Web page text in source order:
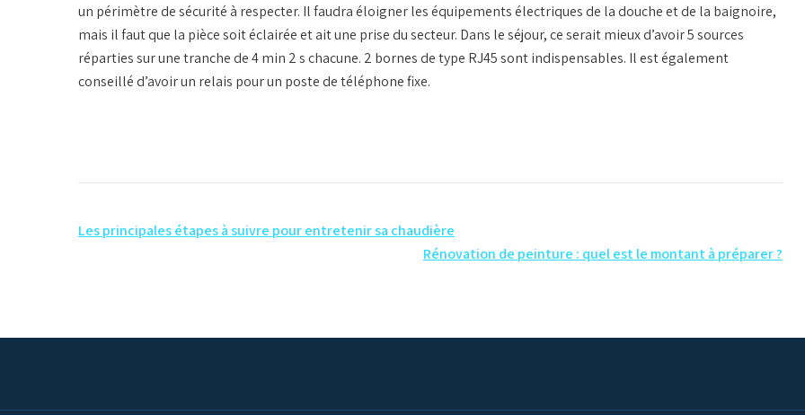
un périmètre de sécurité à respecter. Il faudra éloigner les équipements électriques de la douche et de la baignoire,
mais il faut que la pièce soit éclairée et ait une prise du secteur. Dans le séjour, ce serait mieux d’avoir 5 sources
réparties sur une tranche de 4 min 2 s chacune. 2 bornes de type RJ45 sont indispensables. Il est également
conseillé d’avoir un relais pour un poste de téléphone fixe.
Navigation
Les principales étapes à suivre pour entretenir sa chaudière
Rénovation de peinture : quel est le montant à préparer ?